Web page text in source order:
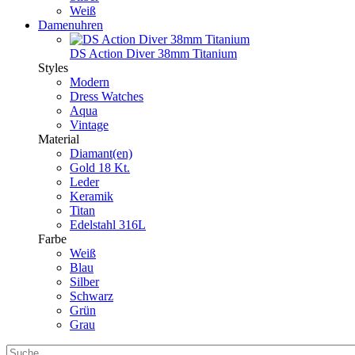
Weiß
Damenuhren
DS Action Diver 38mm Titanium
Styles
Modern
Dress Watches
Aqua
Vintage
Material
Diamant(en)
Gold 18 Kt.
Leder
Keramik
Titan
Edelstahl 316L
Farbe
Weiß
Blau
Silber
Schwarz
Grün
Grau